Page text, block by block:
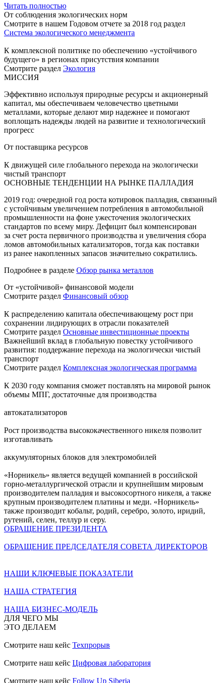
Читать полностью
От соблюдения экологических норм
Смотрите в нашем Годовом отчете за 2018 год раздел
Система экологического менеджмента
К комплексной политике по обеспечению «устойчивого
будущего» в регионах присутствия компании
Смотрите раздел Экология
МИССИЯ
Эффективно используя природные ресурсы и акционерный
капитал, мы обеспечиваем человечество цветными
металлами, которые делают мир надежнее и помогают
воплощать надежды людей на развитие и технологический
прогресс
От поставщика ресурсов
К движущей силе глобального перехода на экологически
чистый транспорт
ОСНОВНЫЕ ТЕНДЕНЦИИ НА РЫНКЕ ПАЛЛАДИЯ
2019 год: очередной год роста котировок палладия, связанный
с устойчивым увеличением потребления в автомобильной
промышленности на фоне ужесточения экологических
стандартов по всему миру. Дефицит был компенсирован
за счет роста первичного производства и увеличения сбора
ломов автомобильных катализаторов, тогда как поставки
из ранее накопленных запасов значительно сократились.
Подробнее в разделе Обзор рынка металлов
От «устойчивой» финансовой модели
Смотрите раздел Финансовый обзор
К распределению капитала обеспечивающему рост при
сохранении лидирующих в отрасли показателей
Смотрите раздел Основные инвестиционные проекты
Важнейший вклад в глобальную повестку устойчивого
развития: поддержание перехода на экологически чистый
транспорт
Смотрите раздел Комплексная экологическая программа
К 2030 году компания сможет поставлять на мировой рынок
объемы МПГ, достаточные для производства
автокатализаторов
Рост производства высококачественного никеля позволит
изготавливать
аккумуляторных блоков для электромобилей
«Норникель» является ведущей компанией в российской
горно-металлургической отрасли и крупнейшим мировым
производителем палладия и высокосортного никеля, а также
крупным производителем платины и меди. «Норникель»
также производит кобальт, родий, серебро, золото, иридий,
рутений, селен, теллур и серу.
ОБРАЩЕНИЕ ПРЕЗИДЕНТА
ОБРАЩЕНИЕ ПРЕДСЕДАТЕЛЯ СОВЕТА ДИРЕКТОРОВ
НАШИ КЛЮЧЕВЫЕ ПОКАЗАТЕЛИ
НАША СТРАТЕГИЯ
НАША БИЗНЕС-МОДЕЛЬ
ДЛЯ ЧЕГО МЫ
ЭТО ДЕЛАЕМ
Смотрите наш кейс Техпрорыв
Смотрите наш кейс Цифровая лаборатория
Смотрите наш кейс Follow Up Siberia